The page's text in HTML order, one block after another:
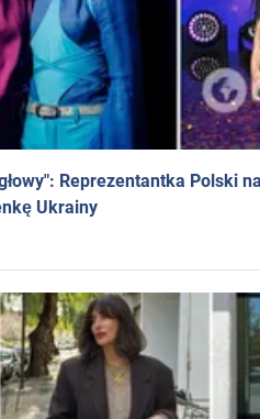
Reprezentantka Polski
Ukrainy